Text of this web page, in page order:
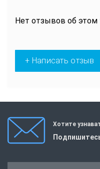
Нет отзывов об этом
+ Написать отзыв
Хотите